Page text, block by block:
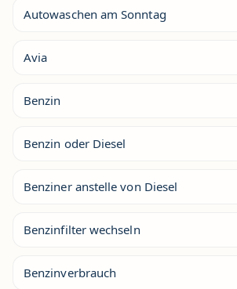
Autowaschen am Sonntag
Avia
Benzin
Benzin oder Diesel
Benziner anstelle von Diesel
Benzinfilter wechseln
Benzinverbrauch